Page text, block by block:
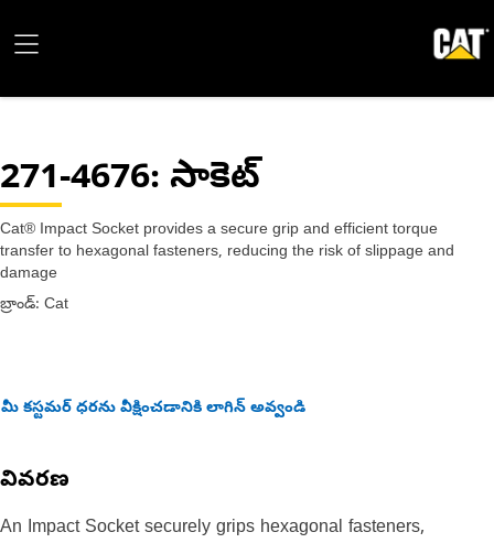
271-4676: సాకెట్
Cat® Impact Socket provides a secure grip and efficient torque
transfer to hexagonal fasteners, reducing the risk of slippage and
damage
బ్రాండ్: Cat
మీ కస్టమర్ ధరను వీక్షించడానికి లాగిన్ అవ్వండి
వివరణ
An Impact Socket securely grips hexagonal fasteners,